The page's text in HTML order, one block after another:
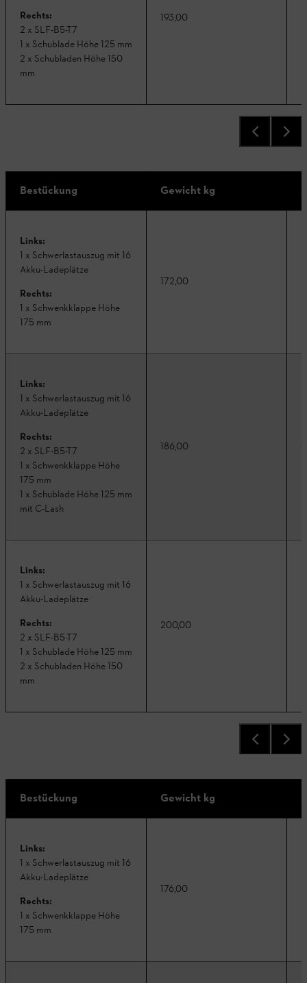
Rechts:
2 x SLF-B5-T7
1 x Schublade Höhe 125 mm
2 x Schubladen Höhe 150
mm
193,00
Bestückung Gewicht kg
Links:
1 x Schwerlastauszug mit 16
Akku-Ladeplätze
Rechts:
1 x Schwenkklappe Höhe
175 mm
172,00
Links:
1 x Schwerlastauszug mit 16
Akku-Ladeplätze
Rechts:
2 x SLF-B5-T7
1 x Schwenkklappe Höhe
175 mm
1 x Schublade Höhe 125 mm
mit C-Lash
186,00
Links:
1 x Schwerlastauszug mit 16
Akku-Ladeplätze
Rechts:
2 x SLF-B5-T7
1 x Schublade Höhe 125 mm
2 x Schubladen Höhe 150
mm
200,00
Bestückung Gewicht kg
Links:
1 x Schwerlastauszug mit 16
Akku-Ladeplätze
Rechts:
1 x Schwenkklappe Höhe
175 mm
176,00